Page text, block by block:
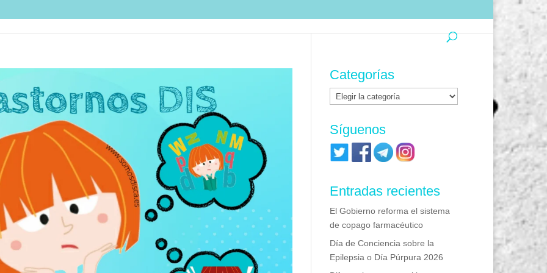
Categorías
Categorías
Síguenos
Entradas recientes
El Gobierno reforma el sistema
de copago farmacéutico
Día de Conciencia sobre la
Epilepsia o Día Púrpura 2026